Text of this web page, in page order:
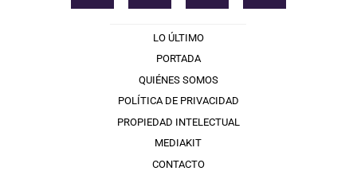
LO ÚLTIMO
PORTADA
QUIÉNES SOMOS
POLÍTICA DE PRIVACIDAD
PROPIEDAD INTELECTUAL
MEDIAKIT
CONTACTO